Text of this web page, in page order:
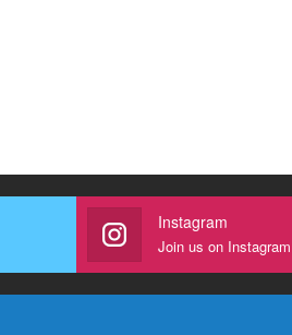
Instagram
Join us on Instagram